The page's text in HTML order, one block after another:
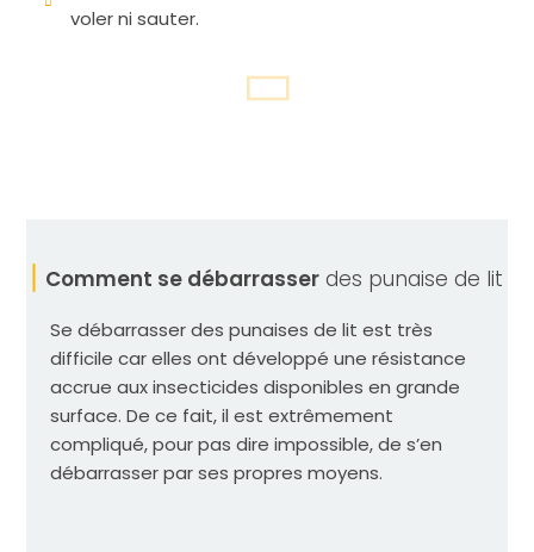
voler ni sauter.
Comment se débarrasserdes punaise de lit
Se débarrasser des punaises de lit est très
difficile car elles ont développé une résistance
accrue aux insecticides disponibles en grande
surface. De ce fait, il est extrêmement
compliqué, pour pas dire impossible, de s’en
débarrasser par ses propres moyens.